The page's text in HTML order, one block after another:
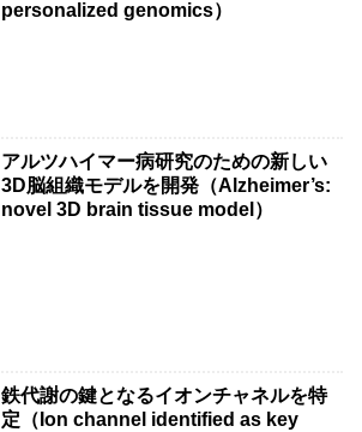
personalized genomics）
アルツハイマー病研究のための新しい
3D脳組織モデルを開発（Alzheimer’s:
novel 3D brain tissue model）
鉄代謝の鍵となるイオンチャネルを特
定（Ion channel identified as key